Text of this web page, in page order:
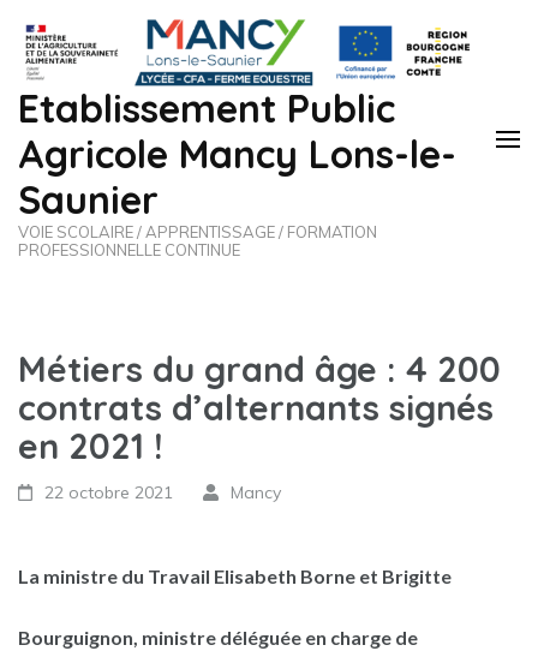
Etablissement Public
Agricole Mancy Lons-le-
Saunier
VOIE SCOLAIRE / APPRENTISSAGE / FORMATION
PROFESSIONNELLE CONTINUE
Métiers du grand âge : 4 200
contrats d’alternants signés
en 2021 !
22 octobre 2021 Mancy
La ministre du Travail Elisabeth Borne et Brigitte
Bourguignon, ministre déléguée en charge de